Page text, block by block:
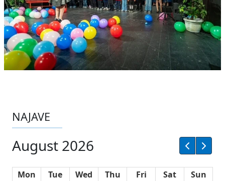
NAJAVE
August 2026
Mon Tue Wed Thu Fri Sat
Sun